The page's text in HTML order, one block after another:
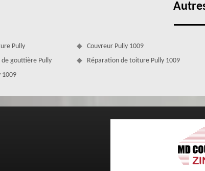
fuite de toiture chez notre entreprise de couverture MD Couverture
forme de votre toiture, de la superficie de votre toit, du type de
de la complexité des travaux. Toutefois, nous sommes soucieux de
Pully
gouttière Pully
1009
Couvreur Pully 1009
Réparation de toiture Pully 1009